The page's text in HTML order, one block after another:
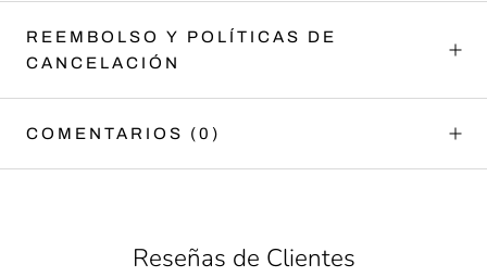
REEMBOLSO Y POLÍTICAS DE
CANCELACIÓN
COMENTARIOS (0)
Reseñas de Clientes